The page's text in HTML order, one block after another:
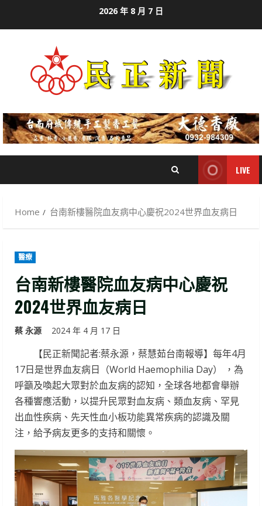
2026 年 8 月 7 日
LIVE
Home 台南新樓醫院血友病中心慶祝2024世界血友病日
醫療
台南新樓醫院血友病中心慶祝
2024世界血友病日
蔡 永源 2024 年 4 月 17 日
【民正新聞記者:蔡永源，蔡慧茹台南報導】每年4月
17日是世界血友病日（World Haemophilia Day） ，為
呼籲及喚起大眾對於血友病的認知，全球各地都會舉辦
各種響應活動，以提升民眾對血友病、類血友病、罕見
出血性疾病、先天性血小板功能異常疾病的認識及關
注，給予病友更多的支持和關懷。